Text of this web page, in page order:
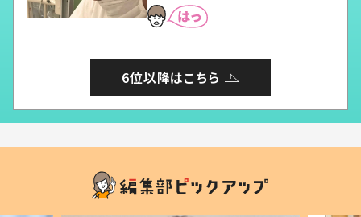
6位以降はこちら